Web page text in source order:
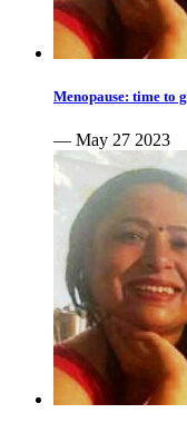
Menopause: time to
— May 27 2023